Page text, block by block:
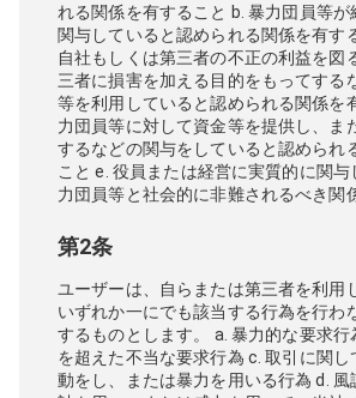
れる関係を有すること b. 暴力団員等が
関与していると認められる関係を有す
自社もしくは第三者の不正の利益を図
三者に損害を加える目的をもってする
等を利用していると認められる関係を
力団員等に対して資金等を提供し、ま
するなどの関与をしていると認められ
こと e. 役員または経営に実質的に関
力団員等と社会的に非難されるべき関
第2条
ユーザーは、自らまたは第三者を利用
いずれか一にでも該当する行為を行わ
するものとします。 a. 暴力的な要求行
を超えた不当な要求行為 c. 取引に関
動をし、または暴力を用いる行為 d.